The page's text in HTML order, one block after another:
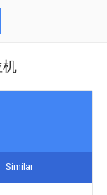
Similar